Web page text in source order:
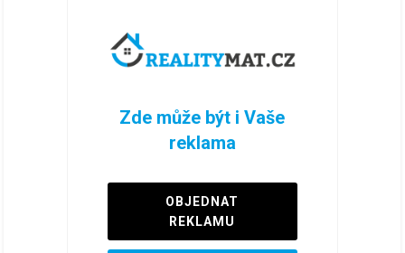
Zde může být i Vaše
reklama
OBJEDNAT
REKLAMU